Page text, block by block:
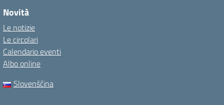
Novità
Le notizie
Le circolari
Calendario eventi
Albo online
Slovenščina